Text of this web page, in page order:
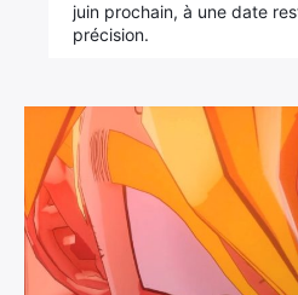
juin prochain, à une date
précision.